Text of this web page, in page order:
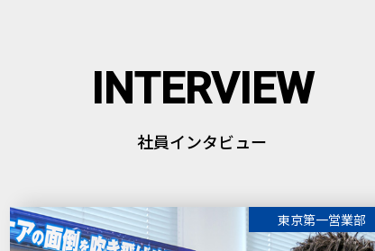
社員インタビュー
東京第一営業部